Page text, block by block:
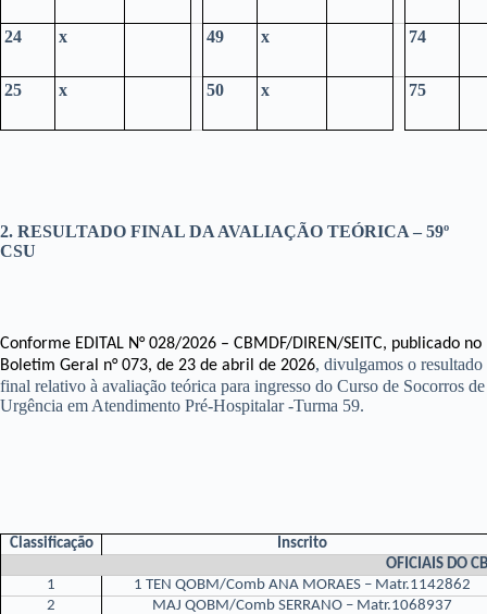
24 x 49 x 74
25 x 50 x 75
2. RESULTADO FINAL DA AVALIAÇÃO TEÓRICA – 59º
CSU
Conforme EDITAL N° 028/2026 – CBMDF/DIREN/SEITC, publicado no
Boletim Geral n° 073, de 23 de abril de 2026, divulgamos o resultado
final relativo à avaliação teórica para ingresso do Curso de Socorros de
Urgência em Atendimento Pré-Hospitalar -Turma 59.
Classificação
Inscrito
OFICIAIS DO
1
1 TEN QOBM/Comb ANA MORAES – Matr.1142862
2
MAJ QOBM/Comb SERRANO – Matr.1068937